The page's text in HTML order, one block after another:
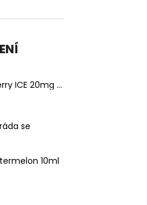
Riot X Salt Orange & Raspberry ICE 20mg
Ledový pomeranč a
se
10ml